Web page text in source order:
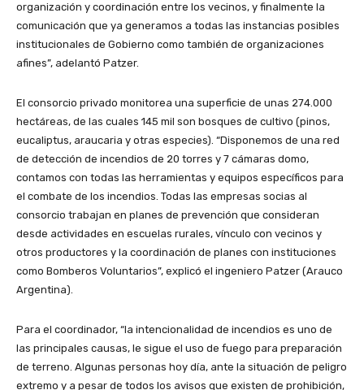
organización y coordinación entre los vecinos, y finalmente la
comunicación que ya generamos a todas las instancias posibles
institucionales de Gobierno como también de organizaciones
afines”, adelantó Patzer.
El consorcio privado monitorea una superficie de unas 274.000
hectáreas, de las cuales 145 mil son bosques de cultivo (pinos,
eucaliptus, araucaria y otras especies). “Disponemos de una red
de detección de incendios de 20 torres y 7 cámaras domo,
contamos con todas las herramientas y equipos específicos para
el combate de los incendios. Todas las empresas socias al
consorcio trabajan en planes de prevención que consideran
desde actividades en escuelas rurales, vínculo con vecinos y
otros productores y la coordinación de planes con instituciones
como Bomberos Voluntarios”, explicó el ingeniero Patzer (Arauco
Argentina).
Para el coordinador, “la intencionalidad de incendios es uno de
las principales causas, le sigue el uso de fuego para preparación
de terreno. Algunas personas hoy día, ante la situación de peligro
extremo y a pesar de todos los avisos que existen de prohibición,